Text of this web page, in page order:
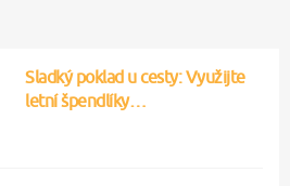
Sladký poklad u cesty: Využijte
letní špendlíky…